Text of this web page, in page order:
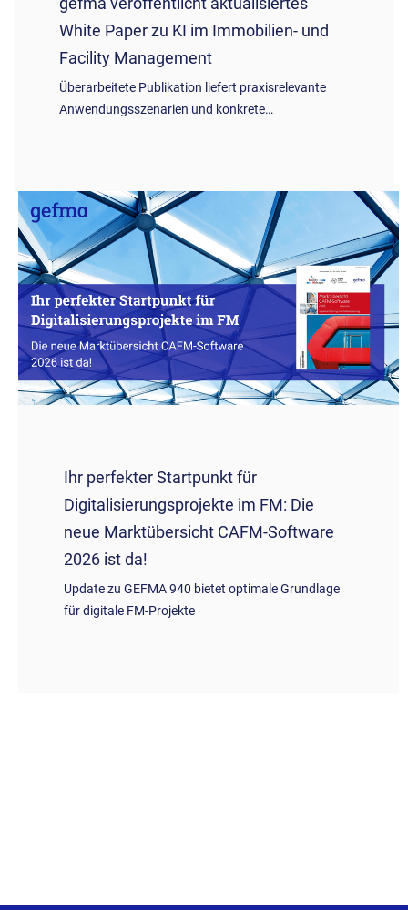
White Paper zu KI im Immobilien- und
Facility Management
Überarbeitete Publikation liefert praxisrelevante
Anwendungsszenarien und konkrete…
Ihr perfekter Startpunkt für
Digitalisierungsprojekte im FM: Die
neue Marktübersicht CAFM-Software
2026 ist da!
Update zu GEFMA 940 bietet optimale Grundlage
für digitale FM-Projekte